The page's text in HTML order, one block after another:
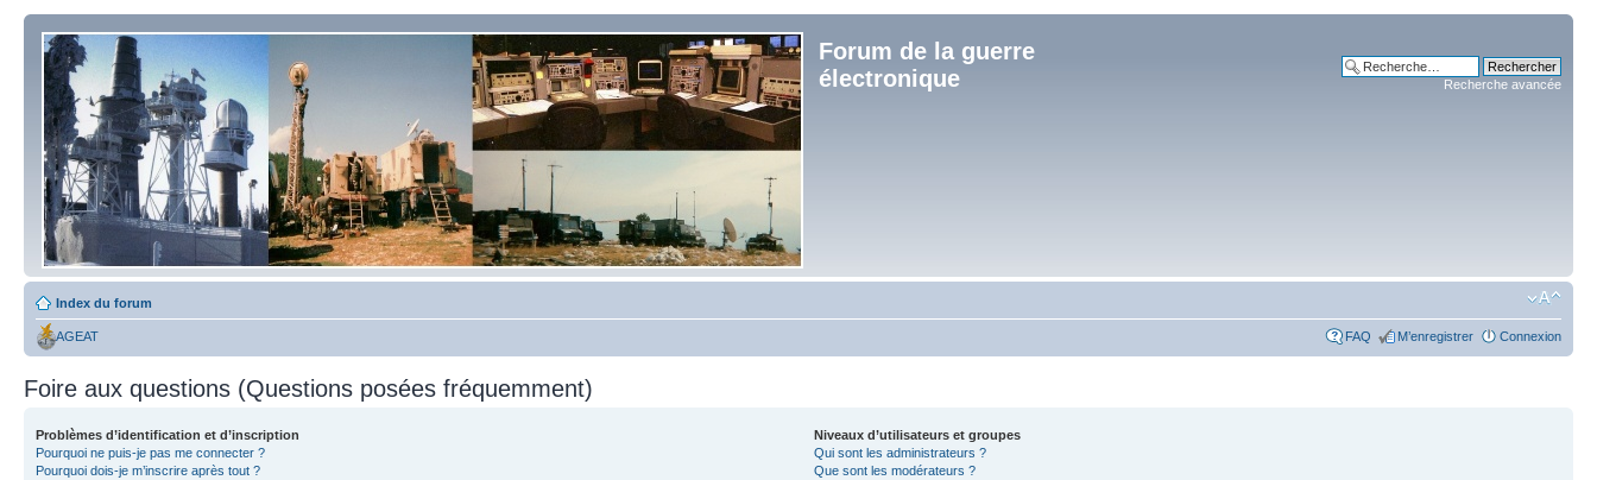
Forum de la guerre
électronique
Recherche avancée
Index du forum
AGEAT FAQ M’enregistrer Connexion
Foire aux questions (Questions posées fréquemment)
Problèmes d’identification et d’inscription
Pourquoi ne puis-je pas me connecter ?
Pourquoi dois-je m’inscrire après tout ?
Niveaux d’utilisateurs et groupes
Qui sont les administrateurs ?
Que sont les modérateurs ?